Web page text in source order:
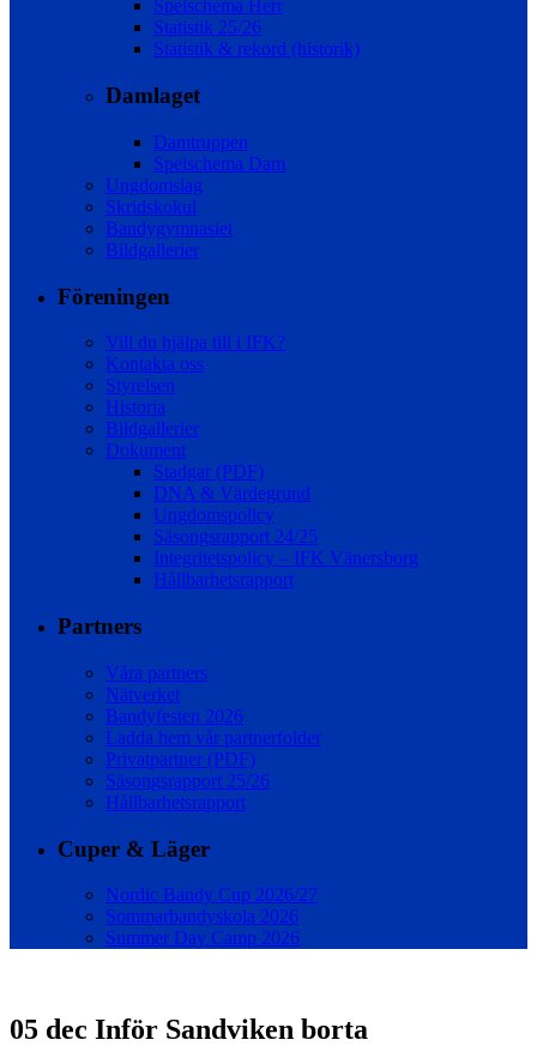
Spelschema Herr
Statistik 25/26
Statistik & rekord (historik)
Damlaget
Damtruppen
Spelschema Dam
Ungdomslag
Skridskokul
Bandygymnasiet
Bildgallerier
Föreningen
Vill du hjälpa till i IFK?
Kontakta oss
Styrelsen
Historia
Bildgallerier
Dokument
Stadgar (PDF)
DNA & Värdegrund
Ungdomspolicy
Säsongsrapport 24/25
Integritetspolicy – IFK Vänersborg
Hållbarhetsrapport
Partners
Våra partners
Nätverket
Bandyfesten 2026
Ladda hem vår partnerfolder
Privatpartner (PDF)
Säsongsrapport 25/26
Hållbarhetsrapport
Cuper & Läger
Nordic Bandy Cup 2026/27
Sommarbandyskola 2026
Summer Day Camp 2026
05 dec Inför Sandviken borta